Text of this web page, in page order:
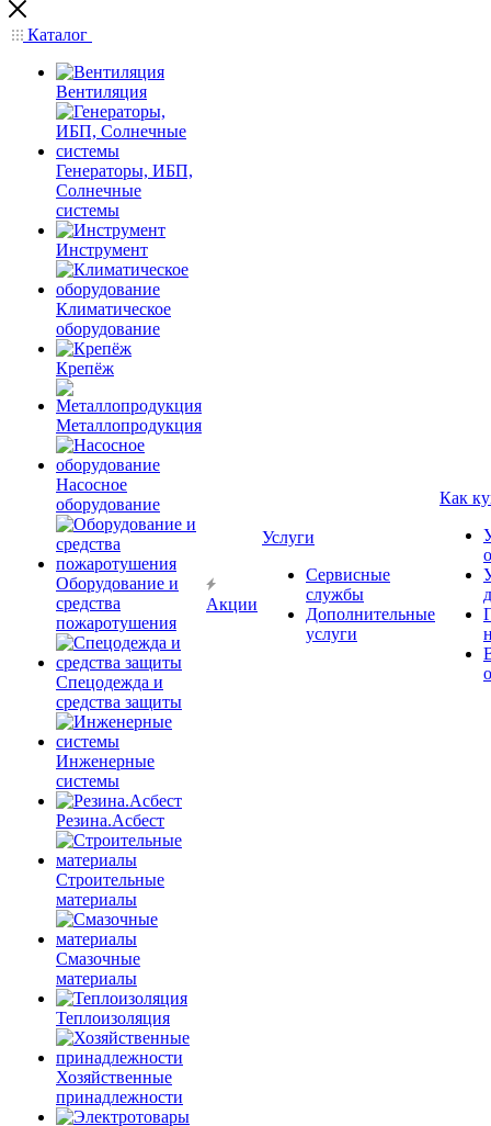
Каталог
Вентиляция
Генераторы, ИБП,
Солнечные
системы
Инструмент
Климатическое
оборудование
Крепёж
Металлопродукция
Насосное
оборудование
Оборудование и
средства
пожаротушения
Спецодежда и
средства защиты
Инженерные
системы
Резина.Асбест
Строительные
материалы
Смазочные
материалы
Теплоизоляция
Хозяйственные
принадлежности
Акции
Услуги
Сервисные
службы
Дополнительные
услуги
Как